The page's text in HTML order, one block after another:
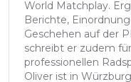
World Matchplay.
Berichte,
Geschehen auf der
schreibt er zudem
professionellen
Oliver ist in